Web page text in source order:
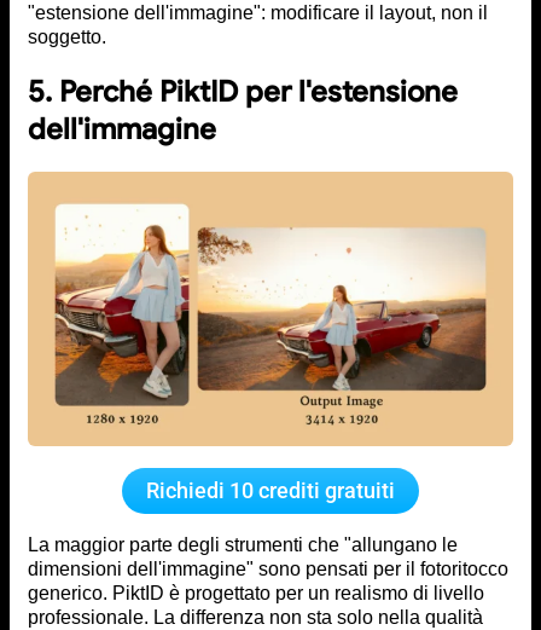
"estensione dell'immagine": modificare il layout, non il
soggetto.
5. Perché PiktID per l'estensione
dell'immagine
Richiedi 10 crediti gratuiti
La maggior parte degli strumenti che "allungano le
dimensioni dell'immagine" sono pensati per il fotoritocco
generico. PiktID è progettato per un realismo di livello
professionale. La differenza non sta solo nella qualità